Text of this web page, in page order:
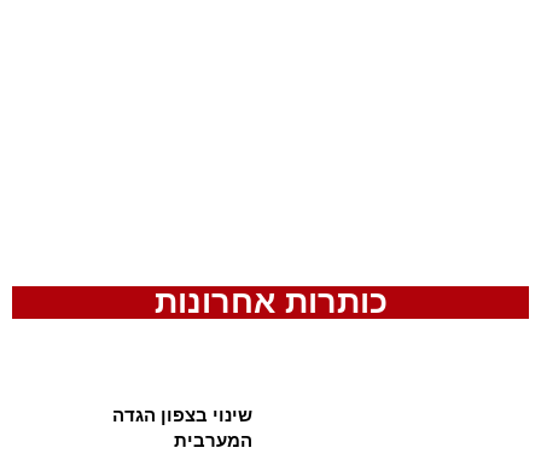
כותרות אחרונות
שינוי בצפון הגדה
המערבית